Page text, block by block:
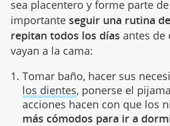
sea placentero y forme parte
importante seguir una rutina
repitan todos los días antes de
vayan a la cama:
Tomar baño, hacer sus
los dientes, ponerse el
acciones hacen con que los
más cómodos para ir a